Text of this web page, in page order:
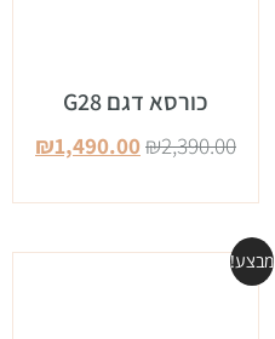
כורסא דגם G28
₪2,390.00
₪1,490.00
מבצע!